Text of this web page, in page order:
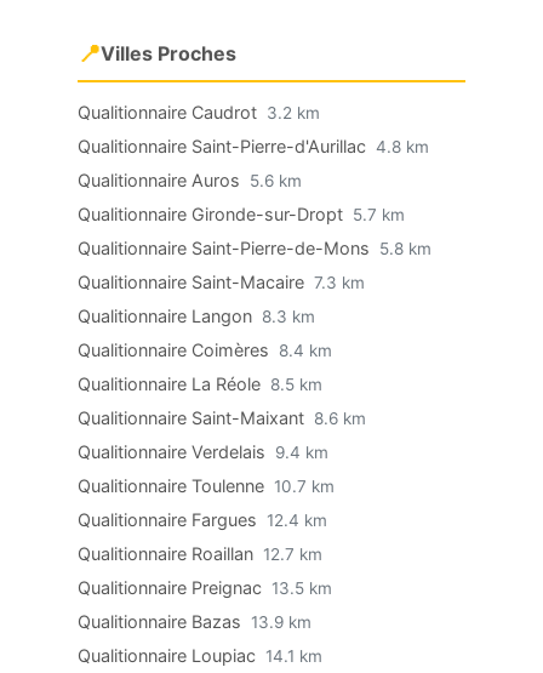
📍Villes Proches
Qualitionnaire Caudrot 3.2 km
Qualitionnaire Saint-Pierre-d'Aurillac 4.8 km
Qualitionnaire Auros 5.6 km
Qualitionnaire Gironde-sur-Dropt 5.7 km
Qualitionnaire Saint-Pierre-de-Mons 5.8 km
Qualitionnaire Saint-Macaire 7.3 km
Qualitionnaire Langon 8.3 km
Qualitionnaire Coimères 8.4 km
Qualitionnaire La Réole 8.5 km
Qualitionnaire Saint-Maixant 8.6 km
Qualitionnaire Verdelais 9.4 km
Qualitionnaire Toulenne 10.7 km
Qualitionnaire Fargues 12.4 km
Qualitionnaire Roaillan 12.7 km
Qualitionnaire Preignac 13.5 km
Qualitionnaire Bazas 13.9 km
Qualitionnaire Loupiac 14.1 km